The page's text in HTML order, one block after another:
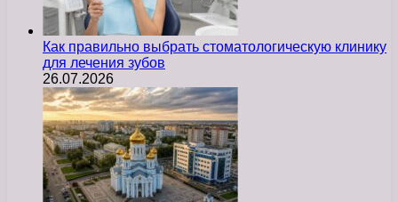
Как правильно выбрать стоматологическую клинику
для лечения зубов
26.07.2026